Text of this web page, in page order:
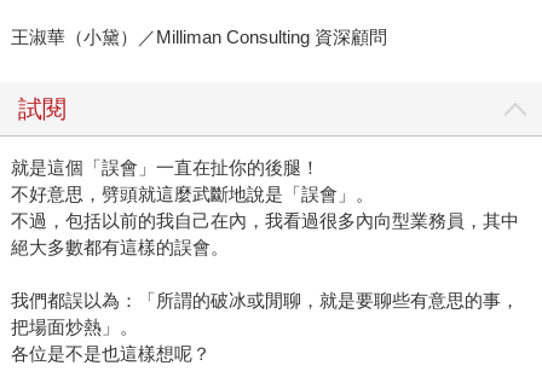
王淑華（小黛）／Milliman Consulting 資深顧問
試閱
就是這個「誤會」一直在扯你的後腿！
不好意思，劈頭就這麼武斷地說是「誤會」。
不過，包括以前的我自己在內，我看過很多內向型業務員，其中
絕大多數都有這樣的誤會。
我們都誤以為：「所謂的破冰或閒聊，就是要聊些有意思的事，
把場面炒熱」。
各位是不是也這樣想呢？